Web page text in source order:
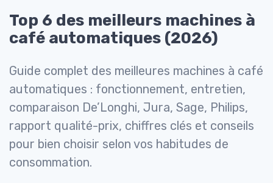
Top 6 des meilleurs machines à
café automatiques (2026)
Guide complet des meilleures machines à café
automatiques : fonctionnement, entretien,
comparaison De’Longhi, Jura, Sage, Philips,
rapport qualité-prix, chiffres clés et conseils
pour bien choisir selon vos habitudes de
consommation.